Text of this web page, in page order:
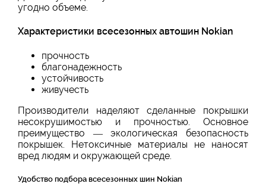
угодно объеме.
Характеристики всесезонных автошин Nokian
прочность
благонадежность
устойчивость
живучесть
Производители наделяют сделанные покрышки
несокрушимостью и прочностью. Основное
преимущество — экологическая безопасность
покрышек. Нетоксичные материалы не наносят
вред людям и окружающей среде.
Удобство подбора всесезонных шин Nokian